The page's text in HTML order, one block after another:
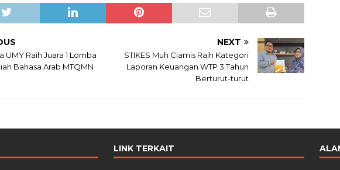
UMY Raih Juara 1 Lomba
Bahasa Arab MTQMN
NEXT
STIKES Muh Ciamis Raih Kategori
Laporan Keuangan WTP 3 Tahun
Berturut-turut
LINK TERKAIT